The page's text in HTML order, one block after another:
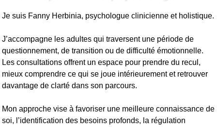
Je suis Fanny Herbinia, psychologue clinicienne et holistique.
J’accompagne les adultes qui traversent une période de
questionnement, de transition ou de difficulté émotionnelle.
Les consultations offrent un espace pour prendre du recul,
mieux comprendre ce qui se joue intérieurement et retrouver
davantage de clarté dans son parcours.
Mon approche vise à favoriser une meilleure connaissance de
soi, l’identification des besoins profonds, la régulation